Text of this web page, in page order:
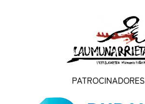
PATROCINADORES